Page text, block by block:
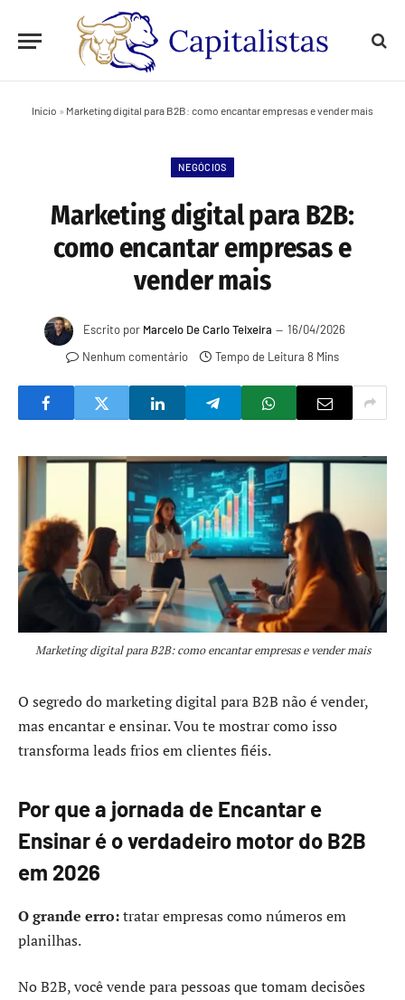
Início » Marketing digital para B2B: como encantar empresas e vender mais
NEGÓCIOS
Marketing digital para B2B:
como encantar empresas e
vender mais
Escrito por Marcelo De Carlo Teixeira
16/04/2026
Nenhum comentário
Tempo de Leitura 8 Mins
Marketing digital para B2B: como encantar empresas e vender mais
O segredo do marketing digital para B2B não é vender,
mas encantar e ensinar. Vou te mostrar como isso
transforma leads frios em clientes fiéis.
Por que a jornada de Encantar e
Ensinar é o verdadeiro motor do B2B
em 2026
O grande erro:tratar empresas como números em
planilhas.
No B2B, você vende para pessoas que tomam decisões